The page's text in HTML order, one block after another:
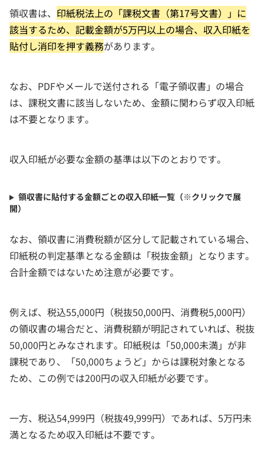
領収書は、 印紙税法上の「課税文書（第17号文書）」に
該当するため、記載金額が5万円以上の場合、収入印紙を
貼付し消印を押す義務があります。
なお、PDFやメールで送付される「電子領収書」の場合
は、課税文書に該当しないため、金額に関わらず収入印紙
は不要となります。
収入印紙が必要な金額の基準は以下のとおりです。
領収書に貼付する金額ごとの収入印紙一覧（※クリックで展
開）
なお、領収書に消費税額が区分して記載されている場合、
印紙税の判定基準となる金額は「税抜金額」となります。
合計金額ではないため注意が必要です。
例えば、税込55,000円（税抜50,000円、消費税5,000円）
の領収書の場合だと、消費税額が明記されていれば、税抜
50,000円とみなされます。印紙税は「50,000未満」が非
課税であり、「50,000ちょうど」からは課税対象となる
ため、この例では200円の収入印紙が必要です。
一方、税込54,999円（税抜49,999円）であれば、5万円未
満となるため収入印紙は不要です。